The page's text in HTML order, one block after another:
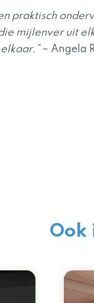
praktisch
mijlenver uit
– Angela
Ook